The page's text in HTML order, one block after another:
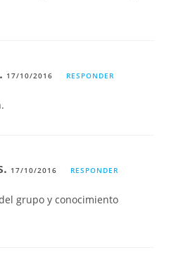
17/10/2016 RESPONDER
17/10/2016 RESPONDER
grupo y conocimiento